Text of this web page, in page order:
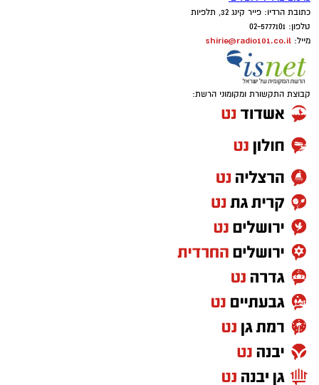
כתובת הרדיו: פייר קינג 32, תלפיות
טלפון: 02-5777101
מייל: shirie@radio101.co.il
קבוצת התקשורת ומקומוני הרשת: